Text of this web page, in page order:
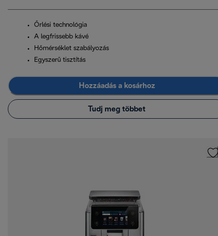
Őrlési technológia
A legfrissebb kávé
Hőmérséklet szabályozás
Egyszerű tisztítás
Hozzáadás a kosárhoz
Tudj meg többet